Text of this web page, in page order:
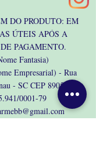
DO PRODUTO: EM
ÚTEIS APÓS A
PAGAMENTO.
Fantasia)
Empresarial) - Rua
- SC CEP 89057630
/0001-79